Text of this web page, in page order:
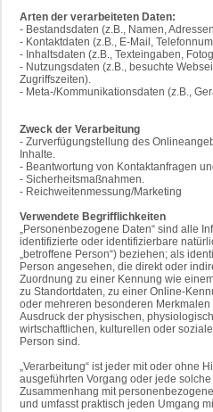
Arten der verarbeiteten Daten:
- Bestandsdaten (z.B., Namen,
- Kontaktdaten (z.B., E-Mail,
- Inhaltsdaten (z.B., Texteingaben,
- Nutzungsdaten (z.B., besuchte
Zugriffszeiten).
- Meta-/Kommunikationsdaten (z.B.,
Zweck der Verarbeitung
- Zurverfügungstellung des
Inhalte.
- Beantwortung von Kontaktanfragen
- Sicherheitsmaßnahmen.
- Reichweitenmessung/Marketing
Verwendete Begrifflichkeiten
„Personenbezogene Daten“ sind alle
identifizierte oder identifizierbare
„betroffene Person“) beziehen; als
Person angesehen, die direkt oder
Zuordnung zu einer Kennung wie
zu Standortdaten, zu einer Online-
oder mehreren besonderen
Ausdruck der physischen,
wirtschaftlichen, kulturellen oder
Person sind.
„Verarbeitung“ ist jeder mit oder ohne
ausgeführten Vorgang oder jede
Zusammenhang mit
und umfasst praktisch jeden Umgang